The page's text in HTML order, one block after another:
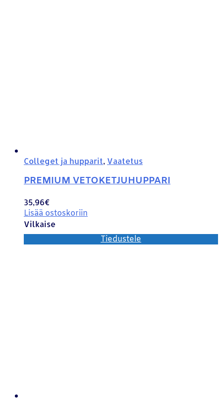
Colleget ja hupparit, Vaatetus
PREMIUM VETOKETJUHUPPARI
35,96€
Lisää ostoskoriin
Vilkaise
Tiedustele